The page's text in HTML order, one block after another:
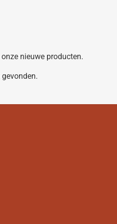
nieuwe producten.